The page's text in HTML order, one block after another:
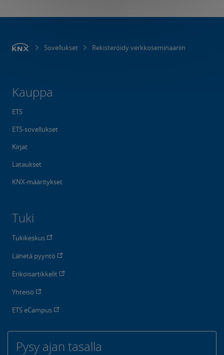
Sovellukset Rekisteröidy verkkoseminaariin
Kauppa
ETS
ETS-sovellukset
Kirjat
Lataukset
KNX-määritykset
Tuki
Tukikeskus
Lähetä pyyntö
Erikoisartikkelit
Yhteisö
ETS eCampus
Pysy ajan tasalla